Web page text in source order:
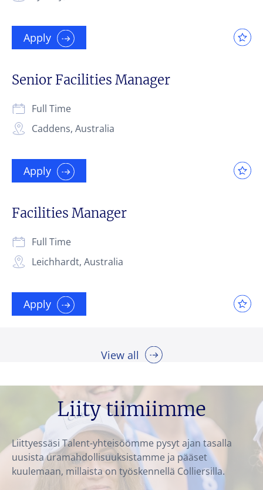
Apply
Senior Facilities Manager
Caddens, Australia
Full Time
Apply
Facilities Manager
Leichhardt, Australia
Full Time
Apply
View all
Liity tiimiimme
Liittyessäsi Talent-yhteisöömme pysyt ajan tasalla
uusista uramahdollisuuksistamme ja pääset
kuulemaan, millaista on työskennellä Colliersilla.